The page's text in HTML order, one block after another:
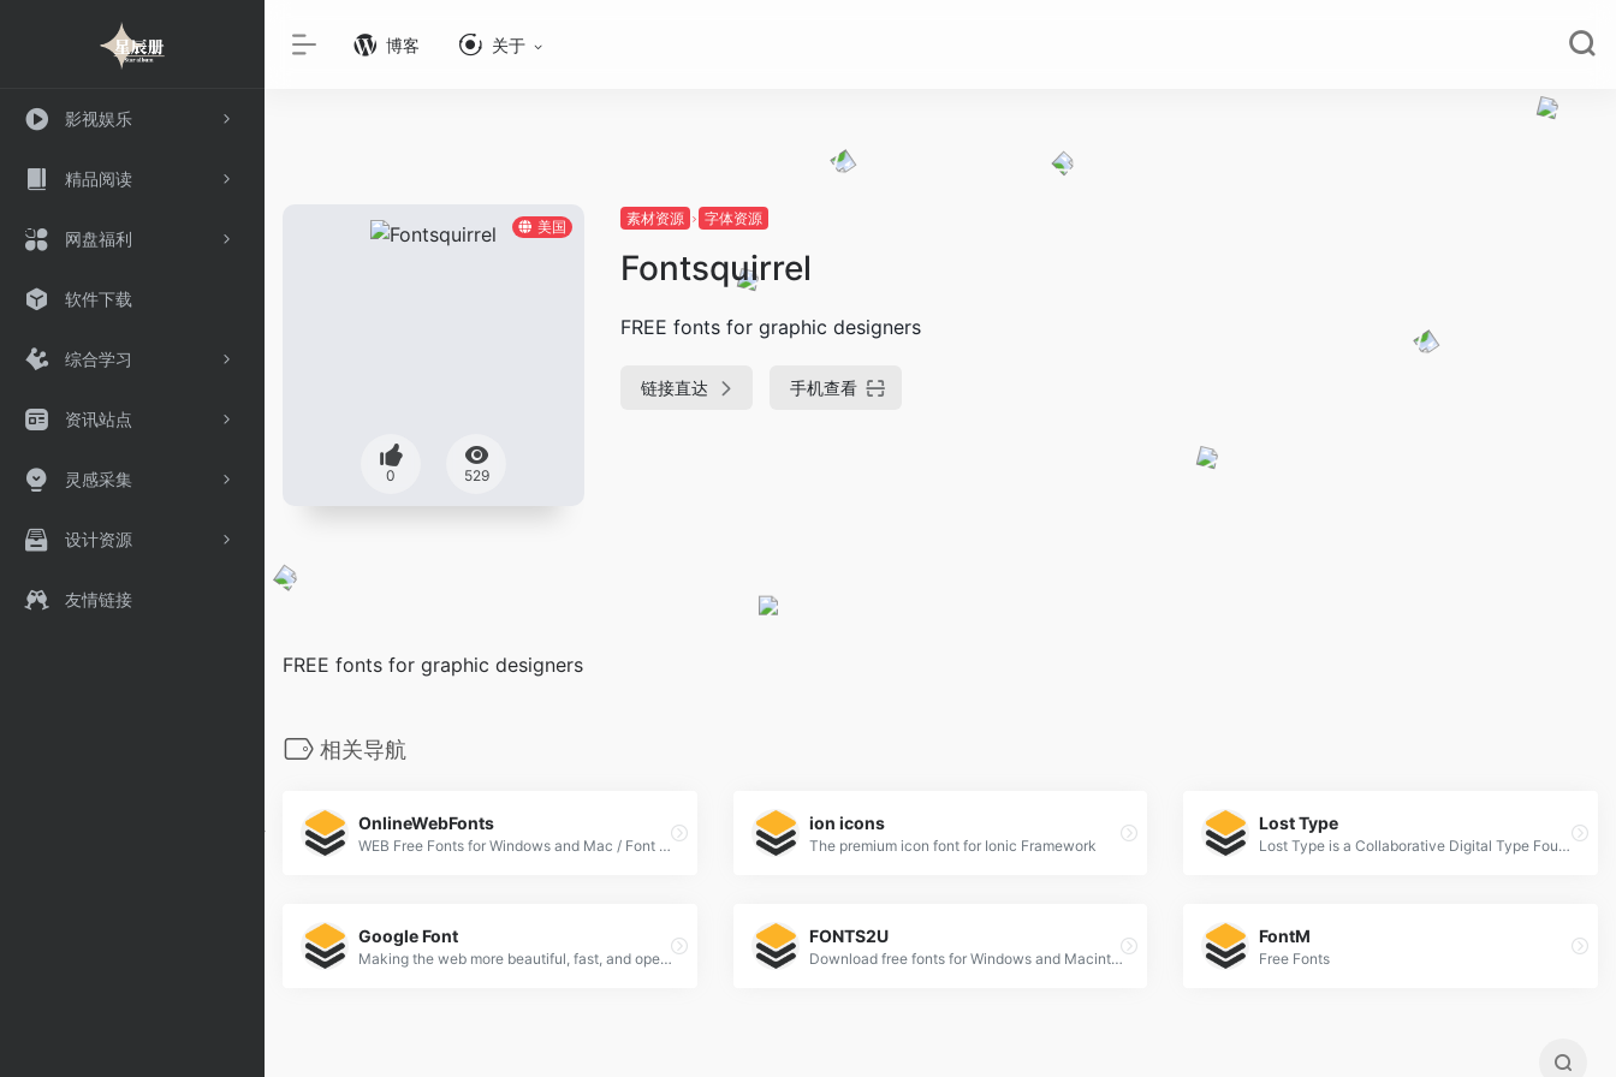
影视娱乐
精品阅读
网盘福利
软件下载
综合学习
资讯站点
灵感采集
设计资源
友情链接
博客 关于
美国
0 529
素材资源 字体资源
Fontsquirrel
FREE fonts for graphic designers
链接直达 手机查看
FREE fonts for graphic designers
相关导航
OnlineWebFonts
WEB Free Fonts for Windows and Mac / Font free Download
ion icons
The premium icon font for Ionic Framework
Lost Type
Lost Type is a Collaborative Digital Type Foundry
Google Font
Making the web more beautiful, fast, and open through great typography
FONTS2U
Download free fonts for Windows and Macintosh.
FontM
Free Fonts